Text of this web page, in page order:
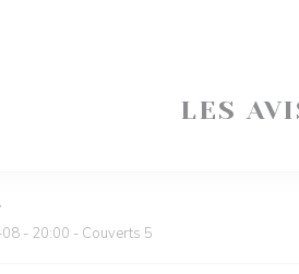
LES
- 20:00 - Couverts 5